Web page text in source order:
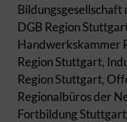
Bildungsgesellschaft
DGB Region
Handwerkskammer
Region Stuttgart,
Region Stuttgart,
Regionalbüros der
Fortbildung